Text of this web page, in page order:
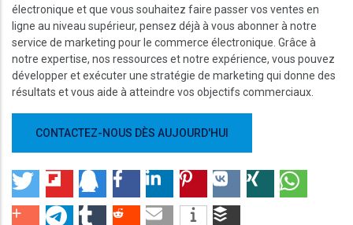
électronique et que vous souhaitez faire passer vos ventes en
ligne au niveau supérieur, pensez déjà à vous abonner à notre
service de marketing pour le commerce électronique. Grâce à
notre expertise, nos ressources et notre expérience, vous pouvez
développer et exécuter une stratégie de marketing qui donne des
résultats et vous aide à atteindre vos objectifs commerciaux.
CONTACTEZ-NOUS DÈS AUJOURD'HUI